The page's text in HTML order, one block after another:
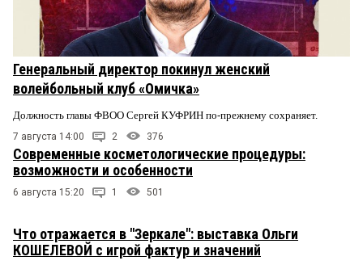
Генеральный директор покинул женский
волейбольный клуб «Омичка»
Должность главы ФВОО Сергей КУФРИН по-прежнему сохраняет.
7 августа 14:00 2 376
Современные косметологические процедуры:
возможности и особенности
6 августа 15:20 1 501
Что отражается в "Зеркале": выставка Ольги
КОШЕЛЕВОЙ с игрой фактур и значений